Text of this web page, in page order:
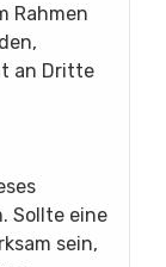
Rahmen
an Dritte
Sollte eine
sein,